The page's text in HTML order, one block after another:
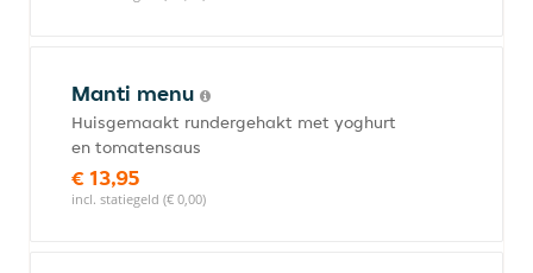
Manti menu
Huisgemaakt rundergehakt met yoghurt
en tomatensaus
€ 13,95
incl. statiegeld (€ 0,00)